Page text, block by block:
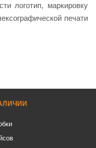
логотип, маркировку
печати